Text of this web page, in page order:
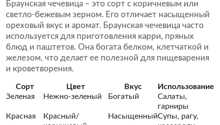
Браунская чечевица – это сорт с коричневым или
светло-бежевым зерном. Его отличает насыщенный
ореховый вкус и аромат. Браунская чечевица часто
используется для приготовления карри, пряных
блюд и паштетов. Она богата белком, клетчаткой и
железом, что делает ее полезной для пищеварения
и кроветворения.
Сорт Цвет Вкус
Использование
Зеленая
Нежно-зеленый Богатый
Салаты,
гарниры
Красная
Красный/
НасыщенныйСупы, рагу,